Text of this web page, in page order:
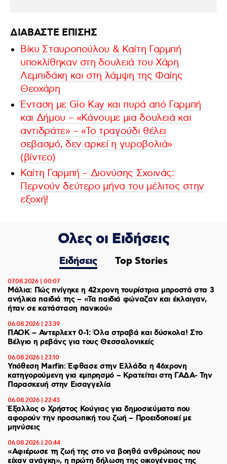
ΔΙΑΒΑΣΤΕ ΕΠΙΣΗΣ
Βίκυ Σταυροπούλου & Καίτη Γαρμπή
υποκλίθηκαν στη δουλειά του Χάρη
Λεμπιδάκη και στη λάμψη της Φαίης
Θεοχάρη
Ένταση με Gio Kay και πυρά από Γαρμπή
και Δήμου – «Κάνουμε μια δουλειά και
αντιδράτε» – «Το τραγούδι θέλει
σεβασμό, δεν αρκεί η γυροβολιά»
(βίντεο)
Καίτη Γαρμπή – Διονύσης Σχοινάς:
Περνούν δεύτερο μήνα του μέλιτος στην
εξοχή!
Ολες οι Ειδήσεις
Ειδήσεις Top Stories
07.08.2026 | 00:07
Μάλια: Πώς πνίγηκε η 42χρονη τουρίστρια μπροστά στα 3
ανήλικα παιδιά της – «Τα παιδιά φώναζαν και έκλαιγαν,
ήταν σε κατάσταση πανικού»
06.08.2026 | 23:39
ΠΑΟΚ – Αντερλεχτ 0-1: Όλα στραβά και δύσκολα! Στο
Βέλγιο η ρεβάνς για τους Θεσσαλονικείς
06.08.2026 | 23:10
Υπόθεση Marfin: Έφθασε στην Ελλάδα η 46χρονη
κατηγορούμενη για εμπρησμό – Κρατείται στη ΓΑΔΑ- Την
Παρασκευή στην Εισαγγελία
06.08.2026 | 22:43
Έξαλλος ο Χρήστος Κούγιας για δημοσιεύματα που
αφορούν την προσωπική του ζωή – Προειδοποιεί με
μηνύσεις
06.08.2026 | 20:44
«Αφιέρωσε τη ζωή της στο να βοηθά ανθρώπους που
είχαν ανάγκη», η πρώτη δήλωση της οικογένειας της